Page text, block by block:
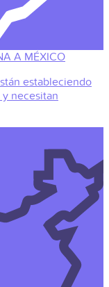
A MÉXICO
estableciendo
necesitan